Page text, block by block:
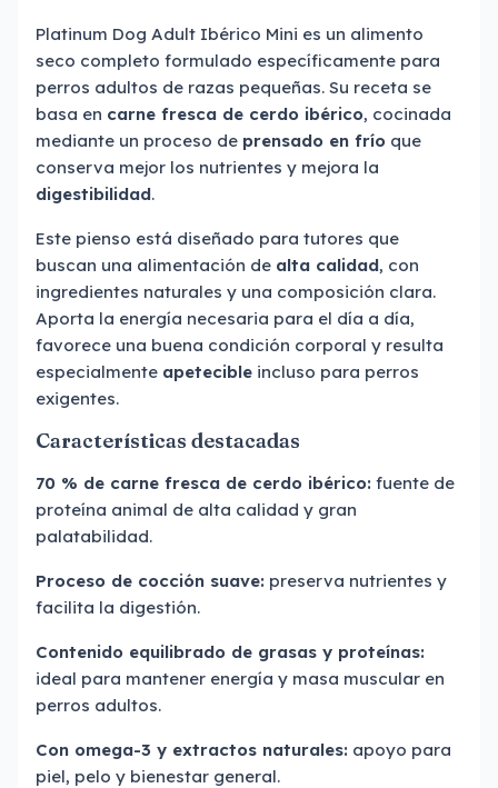
Platinum Dog Adult Ibérico Mini es un alimento
seco completo formulado específicamente para
perros adultos de razas pequeñas. Su receta se
basa en carne fresca de cerdo ibérico, cocinada
mediante un proceso de prensado en frío que
conserva mejor los nutrientes y mejora la
digestibilidad.
Este pienso está diseñado para tutores que
buscan una alimentación de alta calidad, con
ingredientes naturales y una composición clara.
Aporta la energía necesaria para el día a día,
favorece una buena condición corporal y resulta
especialmente apetecible incluso para perros
exigentes.
Características destacadas
70 % de carne fresca de cerdo ibérico: fuente de
proteína animal de alta calidad y gran
palatabilidad.
Proceso de cocción suave: preserva nutrientes y
facilita la digestión.
Contenido equilibrado de grasas y proteínas:
ideal para mantener energía y masa muscular en
perros adultos.
Con omega-3 y extractos naturales: apoyo para
piel, pelo y bienestar general.